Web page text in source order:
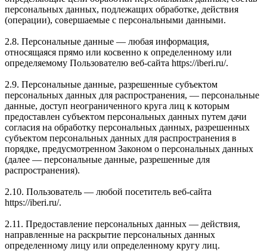
персональных данных, подлежащих обработке, действия
(операции), совершаемые с персональными данными.
2.8. Персональные данные — любая информация,
относящаяся прямо или косвенно к определенному или
определяемому Пользователю веб-сайта https://iberi.ru/.
2.9. Персональные данные, разрешенные субъектом
персональных данных для распространения, — персональные
данные, доступ неограниченного круга лиц к которым
предоставлен субъектом персональных данных путем дачи
согласия на обработку персональных данных, разрешенных
субъектом персональных данных для распространения в
порядке, предусмотренном Законом о персональных данных
(далее — персональные данные, разрешенные для
распространения).
2.10. Пользователь — любой посетитель веб-сайта
https://iberi.ru/.
2.11. Предоставление персональных данных — действия,
направленные на раскрытие персональных данных
определенному лицу или определенному кругу лиц.